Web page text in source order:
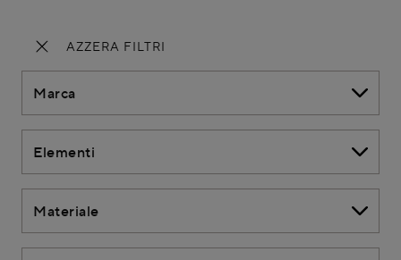
AZZERA FILTRI
Marca
Elementi
Materiale